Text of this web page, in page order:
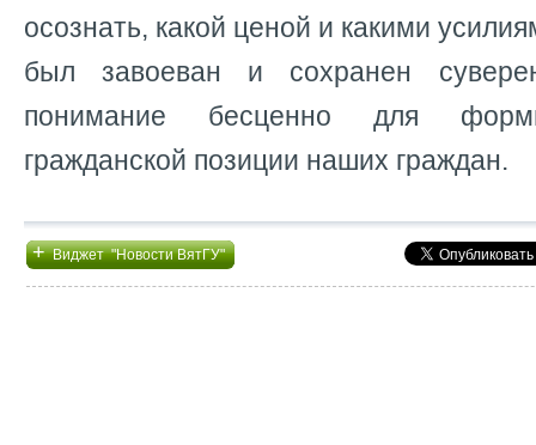
осознать, какой ценой и какими
был завоеван и сохранен
понимание бесценно для
гражданской позиции наших граждан.
+Виджет "Новости ВятГУ"